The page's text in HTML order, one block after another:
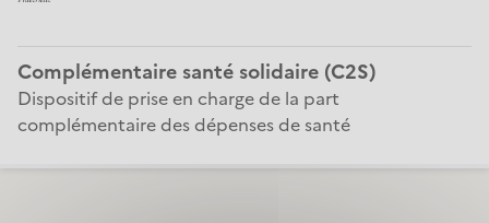
Complémentaire santé solidaire (C2S)
Dispositif de prise en charge de la part
complémentaire des dépenses de santé